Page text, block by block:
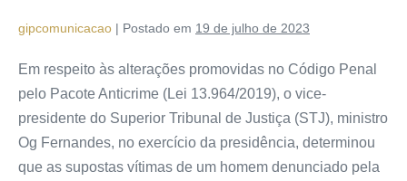
gipcomunicacao | Postado em 19 de julho de 2023
Em respeito às alterações promovidas no Código Penal
pelo Pacote Anticrime (Lei 13.964/2019), o vice-
presidente do Superior Tribunal de Justiça (STJ), ministro
Og Fernandes, no exercício da presidência, determinou
que as supostas vítimas de um homem denunciado pela